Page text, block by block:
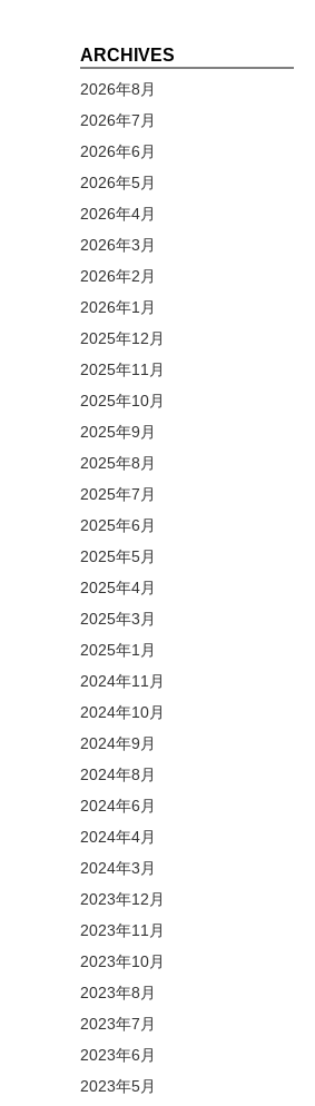
ARCHIVES
2026年8月
2026年7月
2026年6月
2026年5月
2026年4月
2026年3月
2026年2月
2026年1月
2025年12月
2025年11月
2025年10月
2025年9月
2025年8月
2025年7月
2025年6月
2025年5月
2025年4月
2025年3月
2025年1月
2024年11月
2024年10月
2024年9月
2024年8月
2024年6月
2024年4月
2024年3月
2023年12月
2023年11月
2023年10月
2023年8月
2023年7月
2023年6月
2023年5月